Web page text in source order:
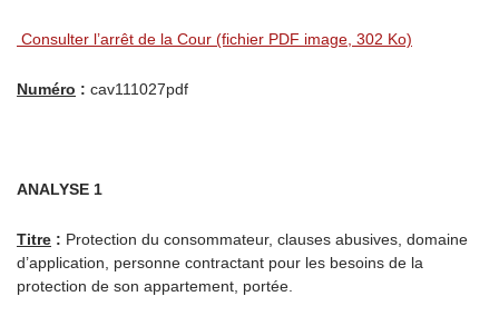
Consulter l’arrêt de la Cour (fichier PDF image, 302 Ko)
Numéro : cav111027pdf
ANALYSE 1
Titre : Protection du consommateur, clauses abusives, domaine
d’application, personne contractant pour les besoins de la
protection de son appartement, portée.